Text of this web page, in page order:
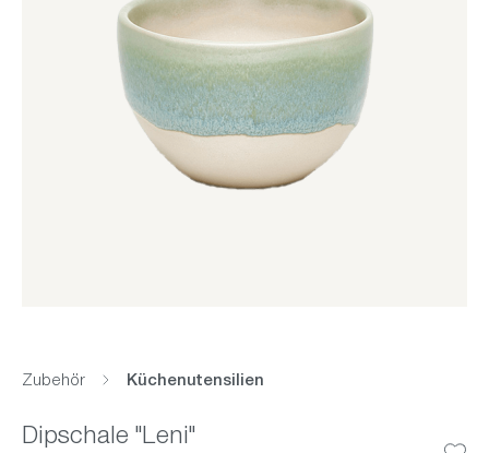
Zubehör Küchenutensilien
Dipschale "Leni"